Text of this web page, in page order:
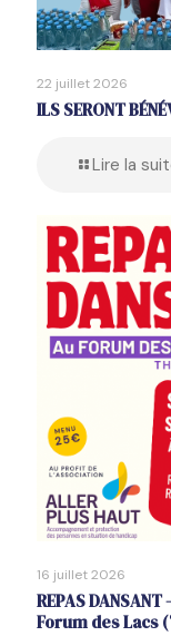
22 juillet 2026
ILS SERONT
Lire la
16 juillet 2026
REPAS
Forum des Lacs